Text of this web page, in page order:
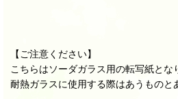
【ご注意ください】
こちらはソーダガラス用の転写紙とな
耐熱ガラスに使用する際はあうものと